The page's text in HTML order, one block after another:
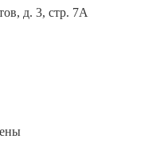
д. 3, стр. 7А